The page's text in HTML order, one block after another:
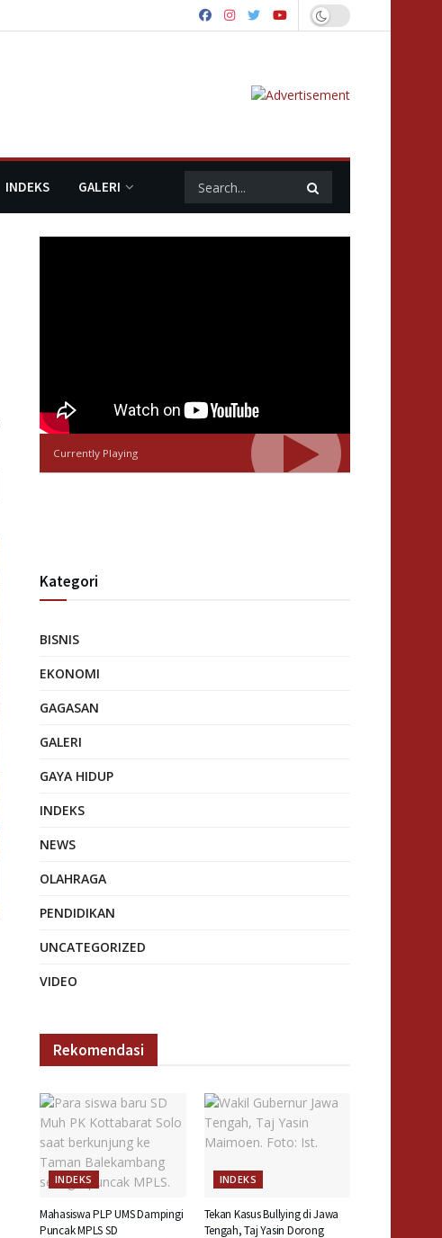
INDEKS GALERI
Currently Playing
Kategori
BISNIS
EKONOMI
GAGASAN
GALERI
GAYA HIDUP
INDEKS
NEWS
OLAHRAGA
PENDIDIKAN
UNCATEGORIZED
VIDEO
Rekomendasi
INDEKS
Mahasiswa PLP UMS Dampingi
Puncak MPLS SD
INDEKS
Tekan Kasus Bullying di Jawa
Tengah, Taj Yasin Dorong